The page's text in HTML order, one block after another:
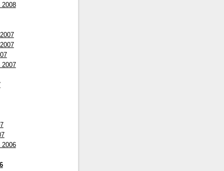
2008
2007
2006